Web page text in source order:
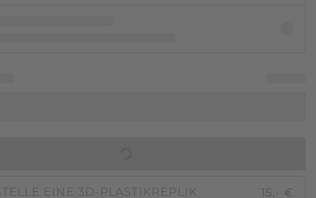
EINE 3D-PLASTIKREPLIK 15,- €